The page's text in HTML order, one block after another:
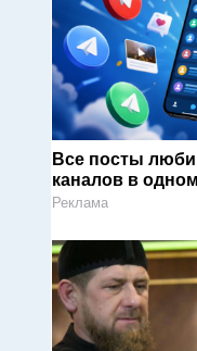
Все посты
каналов в
Реклама